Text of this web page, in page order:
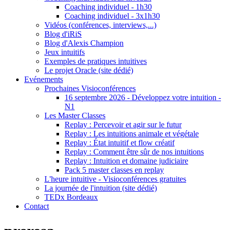
Coaching individuel - 1h30
Coaching individuel - 3x1h30
Vidéos (conférences, interviews,...)
Blog d'iRiS
Blog d'Alexis Champion
Jeux intuitifs
Exemples de pratiques intuitives
Le projet Oracle (site dédié)
Evénements
Prochaines Visioconférences
16 septembre 2026 - Développez votre intuition -
N1
Les Master Classes
Replay : Percevoir et agir sur le futur
Replay : Les intuitions animale et végétale
Replay : État intuitif et flow créatif
Replay : Comment être sûr de nos intuitions
Replay : Intuition et domaine judiciaire
Pack 5 master classes en replay
L'heure intuitive - Visioconférences gratuites
La journée de l'intuition (site dédié)
TEDx Bordeaux
Contact